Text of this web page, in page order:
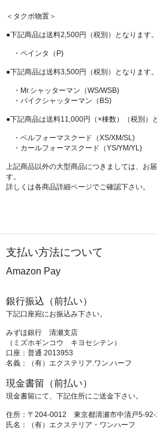
＜タクボ物置＞
●下記商品は送料2,500円（税別）となります。
・ペインタ（P)
●下記商品は送料3,500円（税別）となります。
・Mr.シャッターマン（WS/WSB)
・バイクシャッターマン（BS)
●下記商品は送料11,000円（×棟数）（税別）
・ベルフォーマスクード（XS/XM/SL)
・カールフォーマスクード（YS/YM/YL)
上記商品以外の大型商品につきましては、お
す。
詳しくは各商品詳細ページでご確認下さい。
支払い方法について
Amazon Pay
銀行振込（前払い）
下記口座宛にお振込み下さい。
みずほ銀行 清瀬支店
（ミズホギンコウ キヨセシテン）
口座：普通 2013953
名義：（有）エクステリア.ワン.ハーフ
現金書留（前払い）
現金書留にて、下記住所にご送金下さい。
住所：〒204-0012 東京都清瀬市中清戸5-
氏名：（有）エクステリア・ワンハーフ